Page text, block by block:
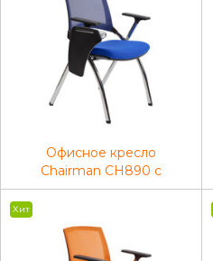
Офисное кресло
Chairman CH890 c
пюпитром голубой (2 шт.)
Хит